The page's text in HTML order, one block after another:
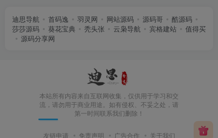
迪思导航 首码逸 羽灵网 网站源码 源码哥
酷源码
莎莎源码
葵花宝典 秃头张 云枭导航 宾格建站
值得买
源码分享网
本站所有内容来自互联网收集，仅供用于学习和交
流，请勿用于商业用途。如有侵权、不妥之处，请
第一时间联系我们删除！
友链申请 免责声明 广告合作 关于我们